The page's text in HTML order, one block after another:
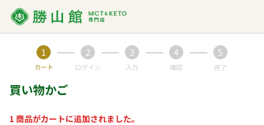
1
カート
2
ログイン
3
入力
4
確認
5
完了
買い物かご
1 商品がカートに追加されました。